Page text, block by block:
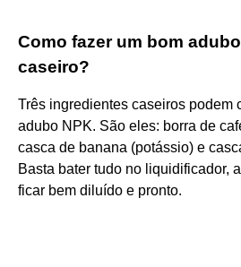
Como fazer um bom
caseiro?
Três ingredientes caseiros podem
adubo NPK. São eles: borra de
casca de banana (potássio) e
Basta bater tudo no liquidificador,
ficar bem diluído e pronto.